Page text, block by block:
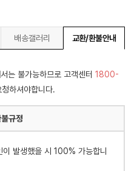
배송갤러리 교환/환불안내
는 불가능하므로 고객센터 1800-
하셔야합니다.
규정
발생했을 시 100% 가능합니